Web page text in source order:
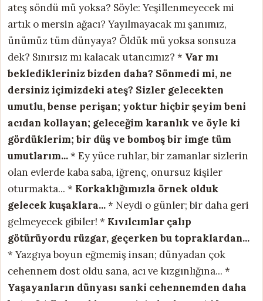
ateş söndü mü yoksa? Söyle: Yeşillenmeyecek mi
artık o mersin ağacı? Yayılmayacak mı şanımız,
ünümüz tüm dünyaya? Öldük mü yoksa sonsuza
dek? Sınırsız mı kalacak utancımız? * Var mı
bekledikleriniz bizden daha? Sönmedi mi, ne
dersiniz içimizdeki ateş? Sizler gelecekten
umutlu, bense perişan; yoktur hiçbir şeyim beni
acıdan kollayan; geleceğim karanlık ve öyle ki
gördüklerim; bir düş ve bomboş bir imge tüm
umutlarım...* Ey yüce ruhlar, bir zamanlar sizlerin
olan evlerde kaba saba, iğrenç, onursuz kişiler
oturmakta... * Korkaklığımızla örnek olduk
gelecek kuşaklara...* Neydi o günler; bir daha geri
gelmeyecek gibiler! * Kıvılcımlar çalıp
götürüyordu rüzgar, geçerken bu topraklardan...
* Yazgıya boyun eğmemiş insan; dünyadan çok
cehennem dost oldu sana, acı ve kızgınlığına... *
Yaşayanların dünyası sanki cehennemden daha